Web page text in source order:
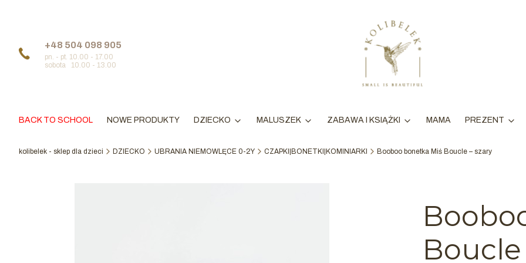
+48 504 098 905
pn. - pt. 10.00 - 17.00
sobota 10.00 - 13.00
BACK TO SCHOOL NOWE PRODUKTY DZIECKO MALUSZEK ZABAWA I KSIĄŻKI MAMA PREZENT
kolibelek - sklep dla dzieci DZIECKO UBRANIA NIEMOWLĘCE 0-2Y CZAPKI|BONETKI|KOMINIARKI Booboo bonetka Miś Boucle – szary